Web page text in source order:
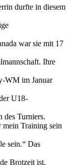
durfte in diesem
war sie mit 17
Ihre
WM im Januar
U18-
des Turniers.
Training sein
sein.“ Das
Brotzeit ist.